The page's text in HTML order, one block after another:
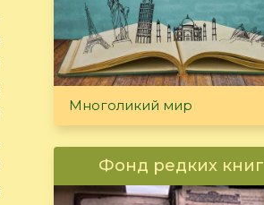
Многоликий мир
Фонд редких книг